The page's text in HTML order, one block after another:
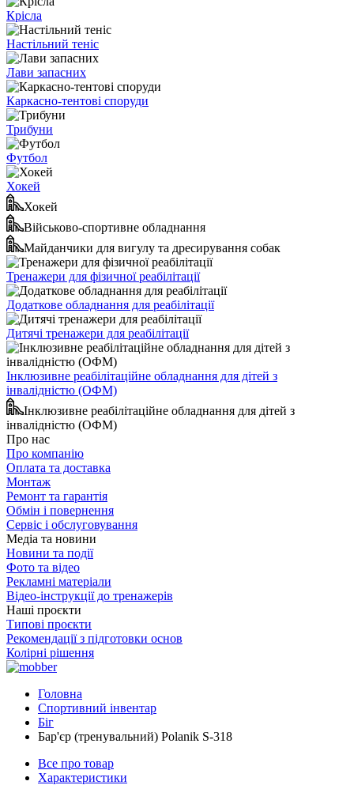
Крісла
Настільний теніс
Лави запасних
Каркасно-тентові споруди
Трибуни
Футбол
Хокей
Хокей
Військово-спортивне обладнання
Майданчики для вигулу та дресирування собак
Тренажери для фізичної реабілітації
Додаткове обладнання для реабілітації
Дитячі тренажери для реабілітації
Інклюзивне реабілітаційне обладнання для дітей з
інвалідністю (ОФМ)
Інклюзивне реабілітаційне обладнання для дітей з
інвалідністю (ОФМ)
Про нас
Про компанію
Оплата та доставка
Монтаж
Ремонт та гарантія
Обмін і повернення
Сервіс і обслуговування
Медіа та новини
Новини та події
Фото та відео
Рекламні матеріали
Відео-інструкції до тренажерів
Наші проєкти
Типові проєкти
Рекомендації з підготовки основ
Колірні рішення
Головна
Спортивний інвентар
Біг
Бар'єр (тренувальний) Polanik S-318
Все про товар
Характеристики